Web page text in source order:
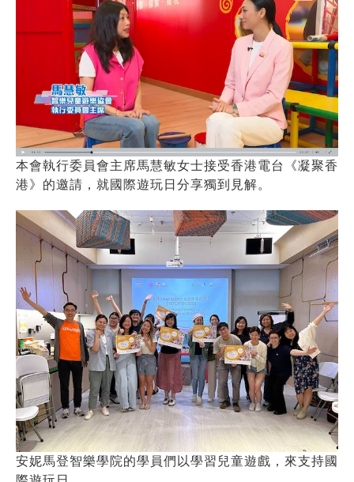
本會執行委員會主席馬慧敏女士接受香港電台《凝聚香
港》的邀請，就國際遊玩日分享獨到見解。
安妮馬登智樂學院的學員們以學習兒童遊戲，來支持國